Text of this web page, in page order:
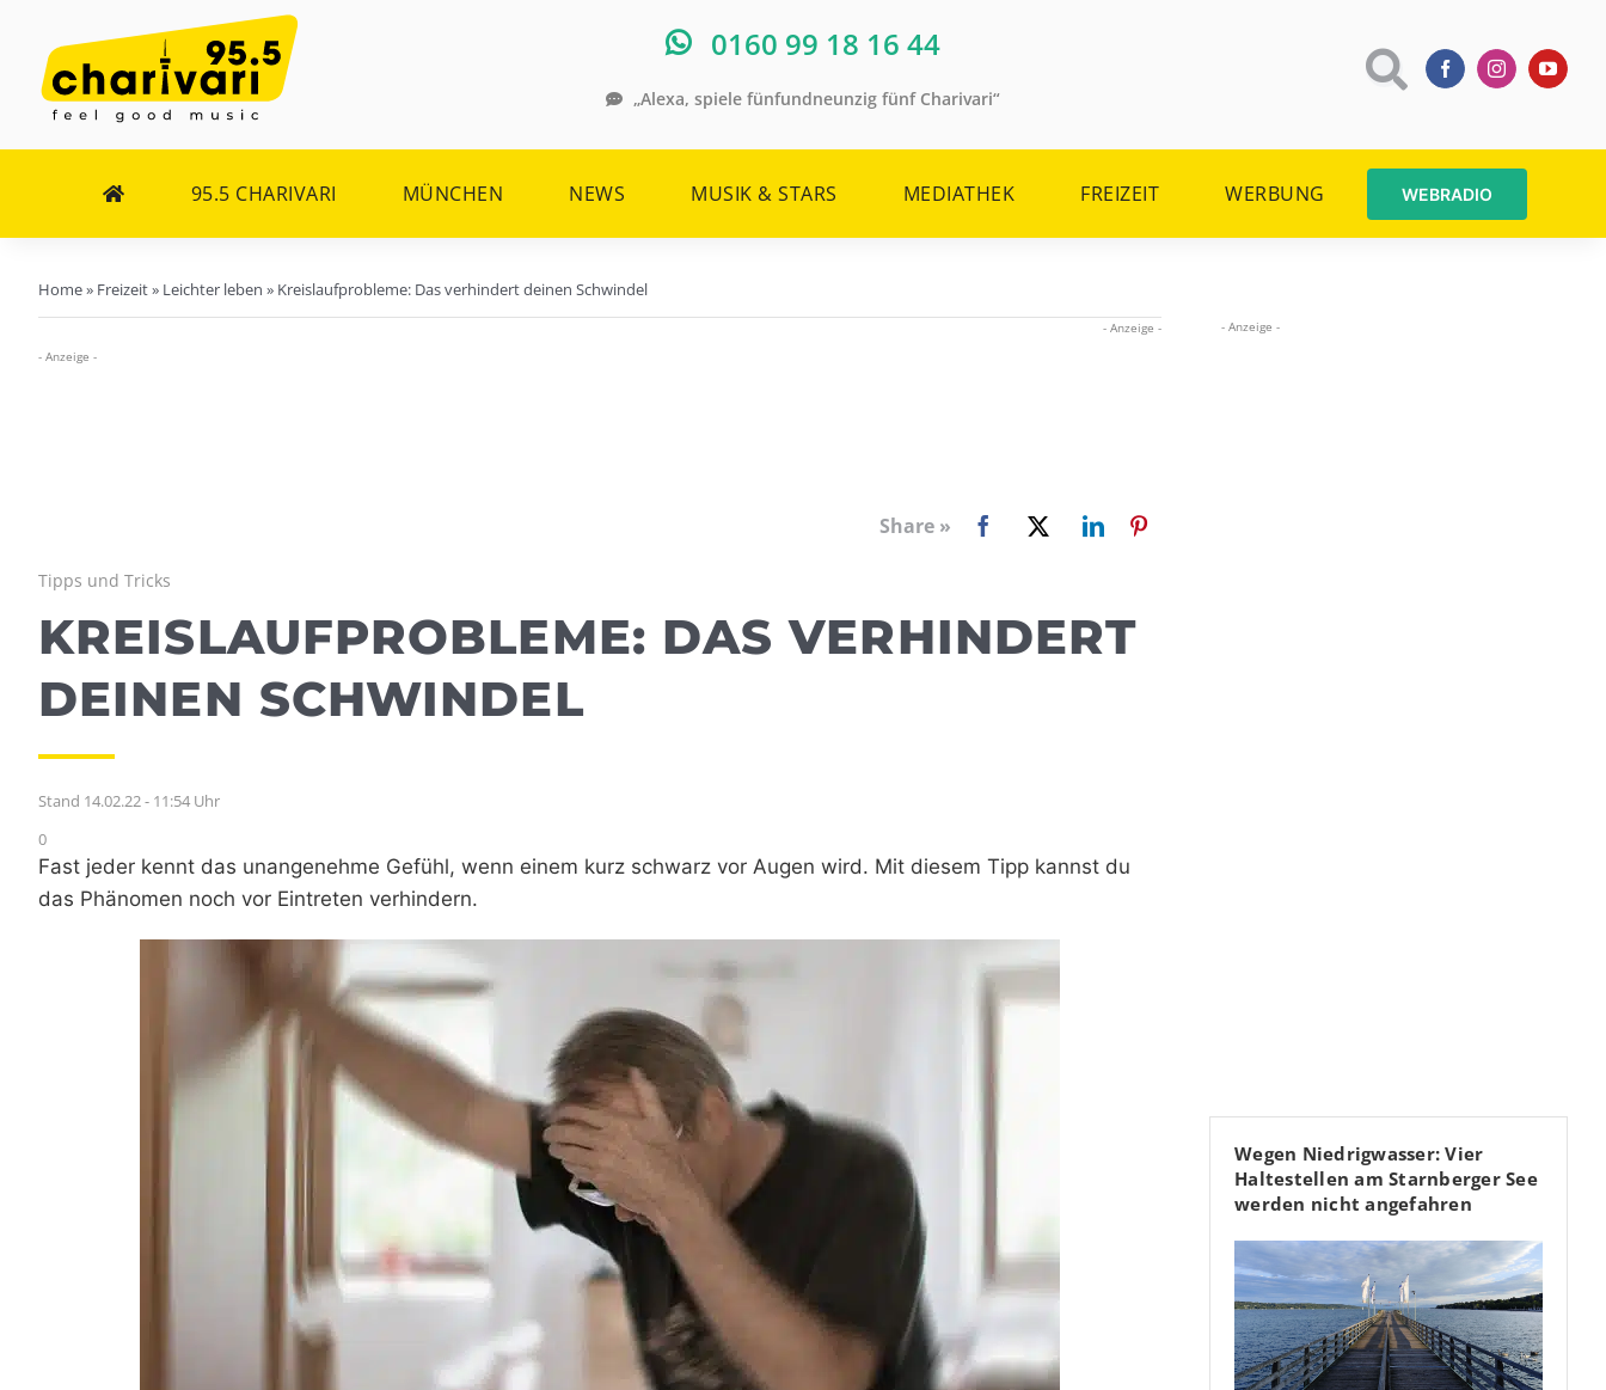
Inhalt
springen
0160 99 18 16 44
„Alexa, spiele fünfundneunzig fünf Charivari“
95.5 CHARIVARI MÜNCHEN NEWS MUSIK & STARS MEDIATHEK FREIZEIT WERBUNG WEBRADIO
Home» Freizeit» Leichter leben » Kreislaufprobleme: Das verhindert deinen Schwindel
- Anzeige -
- Anzeige -
Share »
Tipps und Tricks
KREISLAUFPROBLEME: DAS VERHINDERT
DEINEN SCHWINDEL
Stand 14.02.22 - 11:54 Uhr
0
Fast jeder kennt das unangenehme Gefühl, wenn einem kurz schwarz vor Augen wird. Mit diesem Tipp kannst du
das Phänomen noch vor Eintreten verhindern.
- Anzeige -
Wegen Niedrigwasser: Vier
Haltestellen am Starnberger See
werden nicht angefahren